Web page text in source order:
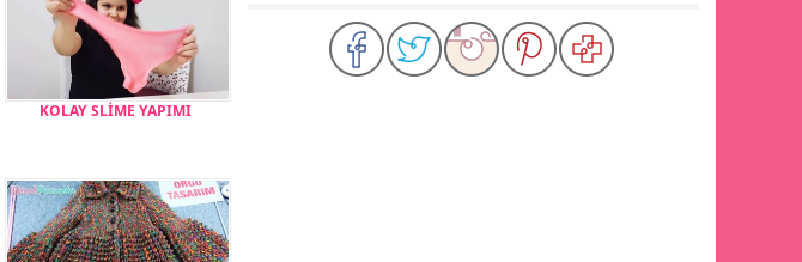
KOLAY SLİME YAPIMI